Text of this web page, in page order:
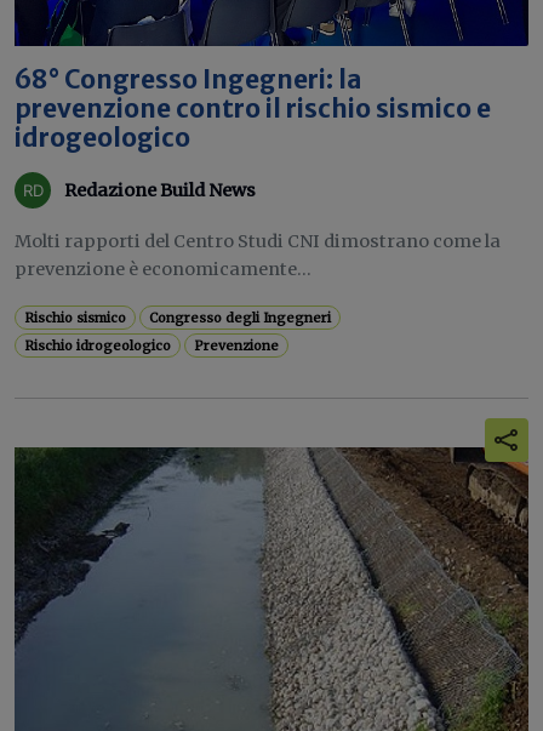
68° Congresso Ingegneri: la
prevenzione contro il rischio sismico e
idrogeologico
Redazione Build News
Molti rapporti del Centro Studi CNI dimostrano come la
prevenzione è economicamente...
Rischio sismico
Congresso degli Ingegneri
Rischio idrogeologico
Prevenzione